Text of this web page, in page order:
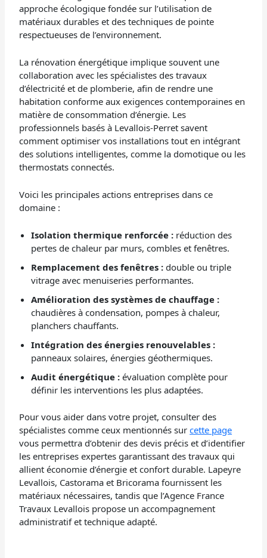
approche écologique fondée sur l’utilisation de
matériaux durables et des techniques de pointe
respectueuses de l’environnement.
La rénovation énergétique implique souvent une
collaboration avec les spécialistes des travaux
d’électricité et de plomberie, afin de rendre une
habitation conforme aux exigences contemporaines en
matière de consommation d’énergie. Les
professionnels basés à Levallois-Perret savent
comment optimiser vos installations tout en intégrant
des solutions intelligentes, comme la domotique ou les
thermostats connectés.
Voici les principales actions entreprises dans ce
domaine :
Isolation thermique renforcée : réduction des
pertes de chaleur par murs, combles et fenêtres.
Remplacement des fenêtres : double ou triple
vitrage avec menuiseries performantes.
Amélioration des systèmes de chauffage :
chaudières à condensation, pompes à chaleur,
planchers chauffants.
Intégration des énergies renouvelables :
panneaux solaires, énergies géothermiques.
Audit énergétique : évaluation complète pour
définir les interventions les plus adaptées.
Pour vous aider dans votre projet, consulter des
spécialistes comme ceux mentionnés surcette page
vous permettra d’obtenir des devis précis et d’identifier
les entreprises expertes garantissant des travaux qui
allient économie d’énergie et confort durable. Lapeyre
Levallois, Castorama et Bricorama fournissent les
matériaux nécessaires, tandis que l’Agence France
Travaux Levallois propose un accompagnement
administratif et technique adapté.